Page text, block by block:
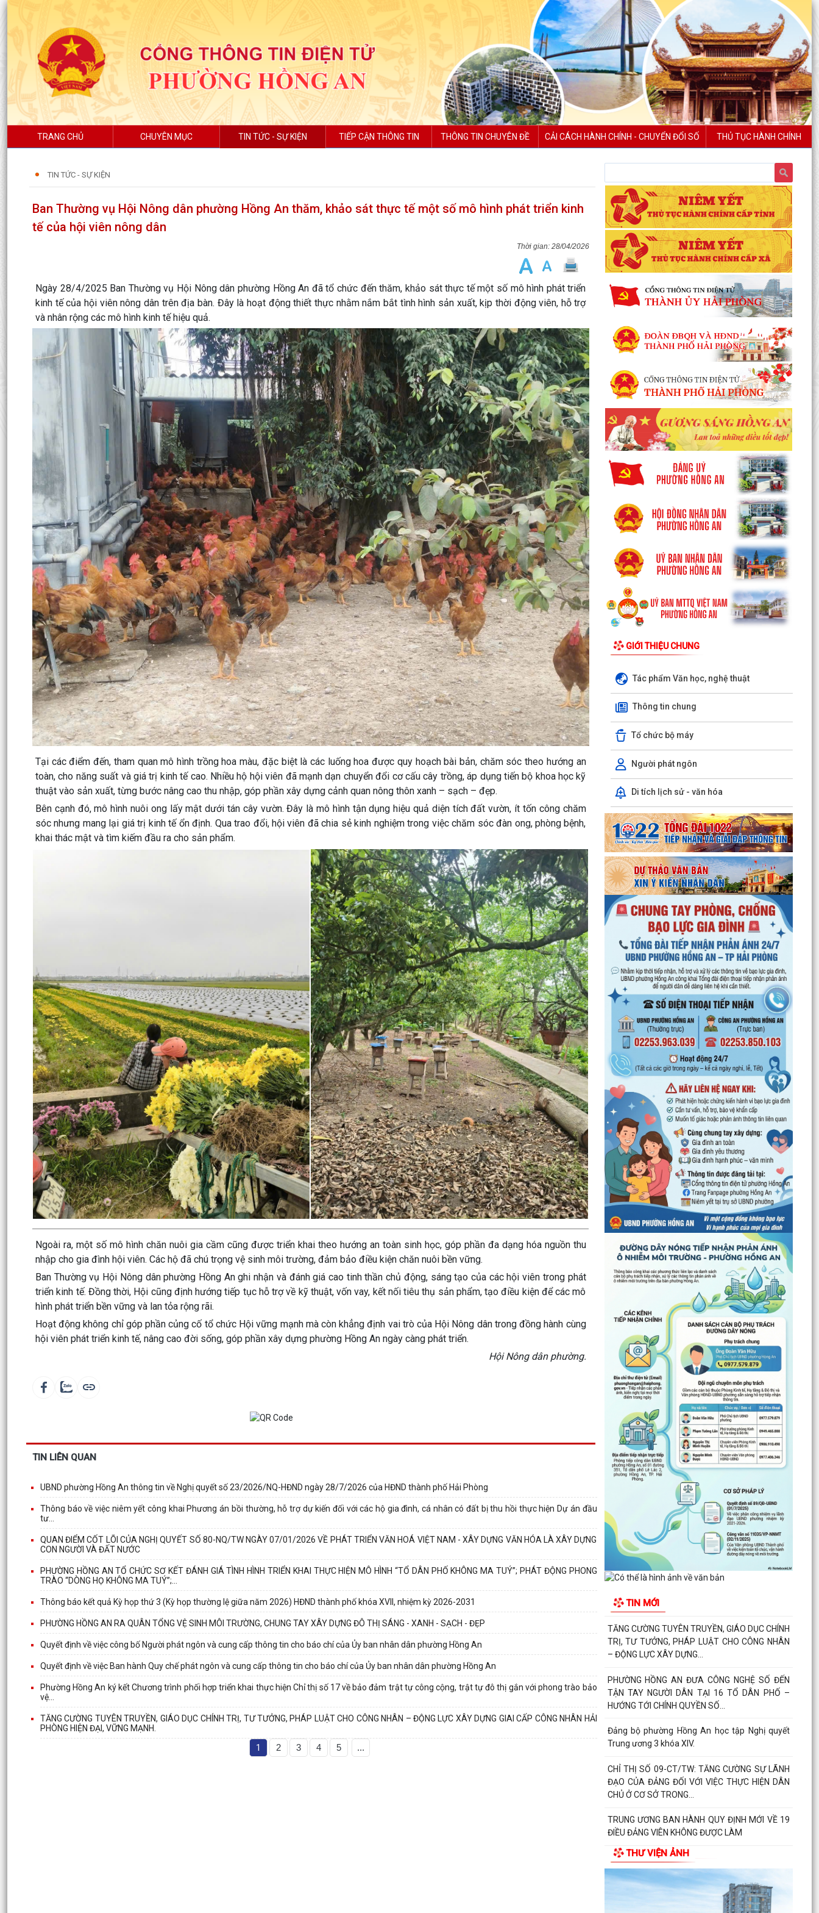
TRANG CHỦ CHUYÊN MỤC TIN TỨC - SỰ KIỆN TIẾP CẬN THÔNG TIN THÔNG TIN CHUYÊN ĐỀ CẢI CÁCH HÀNH CHÍNH - CHUYỂN ĐỔI SỐ THỦ TỤC HÀNH CHÍNH
TIN TỨC - SỰ KIỆN
Ban Thường vụ Hội Nông dân phường Hồng An thăm, khảo sát thực tế một số mô hình phát triển kinh
tế của hội viên nông dân
28/04/2026
Ngày 28/4/2025 Ban Thường vụ Hội Nông dân phường Hồng An đã tổ chức đến thăm, khảo sát thực tế một số mô hình phát triển
kinh tế của hội viên nông dân trên địa bàn. Đây là hoạt động thiết thực nhằm nắm bắt tình hình sản xuất, kịp thời động viên, hỗ trợ
và nhân rộng các mô hình kinh tế hiệu quả.
Tại các điểm đến, tham quan mô hình trồng hoa màu, đặc biệt là các luống hoa được quy hoạch bài bản, chăm sóc theo hướng an
toàn, cho năng suất và giá trị kinh tế cao. Nhiều hộ hội viên đã mạnh dạn chuyển đổi cơ cấu cây trồng, áp dụng tiến bộ khoa học kỹ
thuật vào sản xuất, từng bước nâng cao thu nhập, góp phần xây dựng cảnh quan nông thôn xanh – sạch – đẹp.
Bên cạnh đó, mô hình nuôi ong lấy mật dưới tán cây vườn. Đây là mô hình tận dụng hiệu quả diện tích đất vườn, ít tốn công chăm
sóc nhưng mang lại giá trị kinh tế ổn định. Qua trao đổi, hội viên đã chia sẻ kinh nghiệm trong việc chăm sóc đàn ong, phòng bệnh,
khai thác mật và tìm kiếm đầu ra cho sản phẩm.
Ngoài ra, một số mô hình chăn nuôi gia cầm cũng được triển khai theo hướng an toàn sinh học, góp phần đa dạng hóa nguồn thu
nhập cho gia đình hội viên. Các hộ đã chú trọng vệ sinh môi trường, đảm bảo điều kiện chăn nuôi bền vững.
Ban Thường vụ Hội Nông dân phường Hồng An ghi nhận và đánh giá cao tinh thần chủ động, sáng tạo của các hội viên trong phát
triển kinh tế. Đồng thời, Hội cũng định hướng tiếp tục hỗ trợ về kỹ thuật, vốn vay, kết nối tiêu thụ sản phẩm, tạo điều kiện để các mô
hình phát triển bền vững và lan tỏa rộng rãi.
Hoạt động không chỉ góp phần củng cố tổ chức Hội vững mạnh mà còn khẳng định vai trò của Hội Nông dân trong đồng hành cùng
hội viên phát triển kinh tế, nâng cao đời sống, góp phần xây dựng phường Hồng An ngày càng phát triển.
Hội Nông dân phường.
TIN LIÊN QUAN
UBND phường Hồng An thông tin về Nghị quyết số 23/2026/NQ-HĐND ngày 28/7/2026 của HĐND thành phố Hải Phòng
Thông báo về việc niêm yết công khai Phương án bồi thường, hỗ trợ dự kiến đối với các hộ gia đình, cá nhân có đất bị thu hồi thực hiện Dự án đầu
tư...
QUAN ĐIỂM CỐT LÕI CỦA NGHỊ QUYẾT SỐ 80-NQ/TW NGÀY 07/01/2026 VỀ PHÁT TRIỂN VĂN HOÁ VIỆT NAM - XÂY DỰNG VĂN HÓA LÀ XÂY DỰNG
CON NGƯỜI VÀ ĐẤT NƯỚC
PHƯỜNG HỒNG AN TỔ CHỨC SƠ KẾT ĐÁNH GIÁ TÌNH HÌNH TRIỂN KHAI THỰC HIỆN MÔ HÌNH “TỔ DÂN PHỐ KHÔNG MA TUÝ”; PHÁT ĐỘNG PHONG
TRÀO “DÒNG HỌ KHÔNG MA TUÝ”;...
Thông báo kết quả Kỳ họp thứ 3 (Kỳ họp thường lệ giữa năm 2026) HĐND thành phố khóa XVII, nhiệm kỳ 2026-2031
PHƯỜNG HỒNG AN RA QUÂN TỔNG VỆ SINH MÔI TRƯỜNG, CHUNG TAY XÂY DỰNG ĐÔ THỊ SÁNG - XANH - SẠCH - ĐẸP
Quyết định về việc công bố Người phát ngôn và cung cấp thông tin cho báo chí của Ủy ban nhân dân phường Hồng An
Quyết định về việc Ban hành Quy chế phát ngôn và cung cấp thông tin cho báo chí của Ủy ban nhân dân phường Hồng An
Phường Hồng An ký kết Chương trình phối hợp triển khai thực hiện Chỉ thị số 17 về bảo đảm trật tự công cộng, trật tự đô thị gắn với phong trào bảo
vệ...
TĂNG CƯỜNG TUYÊN TRUYỀN, GIÁO DỤC CHÍNH TRỊ, TƯ TƯỞNG, PHÁP LUẬT CHO CÔNG NHÂN – ĐỘNG LỰC XÂY DỰNG GIAI CẤP CÔNG NHÂN HẢI
PHÒNG HIỆN ĐẠI, VỮNG MẠNH.
1 2 3 4 5 ...
GIỚI THIỆU CHUNG
Tác phẩm Văn học, nghệ thuật
Thông tin chung
Tổ chức bộ máy
Người phát ngôn
Di tích lịch sử - văn hóa
TIN MỚI
UBND phường Hồng An thông tin về Nghị quyết
số 23/2026/NQ-HĐND ngày 28/7/2026 của
HĐND thành phố...
Bình dân học vụ số - nền tảng cho sự phát triển
trong kỷ nguyên số
Thông báo về việc niêm yết công khai Phương
án bồi thường, hỗ trợ dự kiến đối với các hộ gia
đình,...
QUAN ĐIỂM CỐT LÕI CỦA NGHỊ QUYẾT SỐ 80-
NQ/TW NGÀY 07/01/2026 VỀ PHÁT TRIỂN VĂN
HOÁ VIỆT NAM - XÂY...
PHƯỜNG HỒNG AN TỔ CHỨC SƠ KẾT ĐÁNH GIÁ
TÌNH HÌNH TRIỂN KHAI THỰC HIỆN MÔ HÌNH “TỔ
DÂN PHỐ KHÔNG MA...
Thông báo kết quả Kỳ họp thứ 3 (Kỳ họp thường
lệ giữa năm 2026) HĐND thành phố khóa XVII,
nhiệm kỳ...
PHƯỜNG HỒNG AN RA QUÂN TỔNG VỆ SINH
MÔI TRƯỜNG, CHUNG TAY XÂY DỰNG ĐÔ THỊ
SÁNG - XANH - SẠCH - ĐẸP
Quyết định về việc công bố Người phát ngôn và
cung cấp thông tin cho báo chí của Ủy ban nhân
Quyết định về việc Ban hành Quy chế phát ngôn
và cung cấp thông tin cho báo chí của Ủy ban
nhân dân...
Phường Hồng An ký kết Chương trình phối hợp
triển khai thực hiện Chỉ thị số 17 về bảo đảm trật
TRỊ, TƯ TƯỞNG, PHÁP LUẬT CHO CÔNG NHÂN
– ĐỘNG LỰC XÂY DỰNG...
TẬN TAY NGƯỜI DÂN TẠI 16 TỔ DÂN PHỐ –
HƯỚNG TỚI CHÍNH QUYỀN SỐ...
Trung ương 3 khóa XIV.
ĐẠO CỦA ĐẢNG ĐỐI VỚI VIỆC THỰC HIỆN DÂN
CHỦ Ở CƠ SỞ TRONG...
ĐIỀU ĐẢNG VIÊN KHÔNG ĐƯỢC LÀM
ĐẢNG UỶ - HĐND - UBND- UBMTTQ VN PHƯỜNG
HỒNG AN THĂM VÀ CHÚC MỪNG LIÊN ĐOÀN
LAO ĐỘNG THÀNH PHỐ NHÂN...
UBND phường Hồng An tổ chức Hội nghị đánh
giá kết quả thực hiện nhiệm vụ phát triển kinh
THƯ VIỆN ẢNH